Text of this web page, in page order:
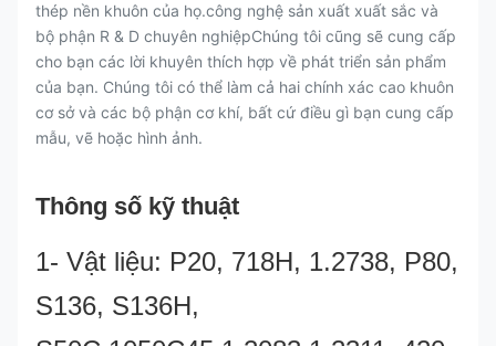
thép nền khuôn của họ.công nghệ sản xuất xuất sắc và
bộ phận R & D chuyên nghiệpChúng tôi cũng sẽ cung cấp
cho bạn các lời khuyên thích hợp về phát triển sản phẩm
của bạn. Chúng tôi có thể làm cả hai chính xác cao khuôn
cơ sở và các bộ phận cơ khí, bất cứ điều gì bạn cung cấp
mẫu, vẽ hoặc hình ảnh.
Thông số kỹ thuật
1- Vật liệu: P20, 718H, 1.2738, P80,
S136, S136H,